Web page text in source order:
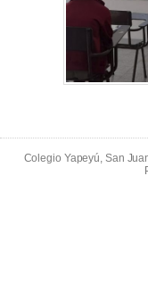
Colegio Yapeyú, San